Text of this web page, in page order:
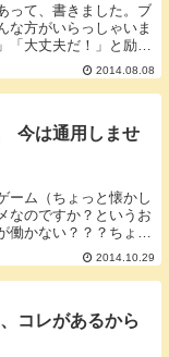
って、書きました。ブ
な方がいらっしゃいま
大丈夫だ！」と励ま
2014.08.08
今は通用しませ
ーム（ちょっと懐かし
なのですか？というお
かない？？？ちょっ
2014.10.29
コレがあるから